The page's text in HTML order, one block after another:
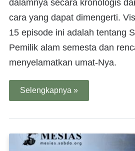
dalamnya secara kronologis
cara yang dapat dimengerti.
15 episode ini adalah tentang
Pemilik alam semesta dan
menyelamatkan umat-Nya.
Selengkapnya »